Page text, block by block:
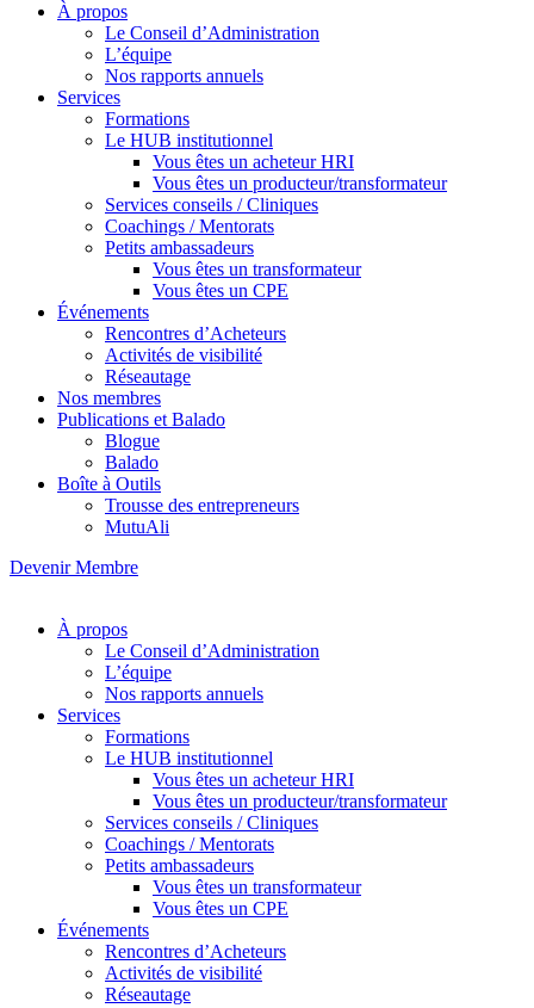
À propos
Le Conseil d’Administration
L’équipe
Nos rapports annuels
Services
Formations
Le HUB institutionnel
Vous êtes un acheteur HRI
Vous êtes un producteur/transformateur
Services conseils / Cliniques
Coachings / Mentorats
Petits ambassadeurs
Vous êtes un transformateur
Vous êtes un CPE
Événements
Rencontres d’Acheteurs
Activités de visibilité
Réseautage
Nos membres
Publications et Balado
Blogue
Balado
Boîte à Outils
Trousse des entrepreneurs
MutuAli
Devenir Membre
À propos
Le Conseil d’Administration
L’équipe
Nos rapports annuels
Services
Formations
Le HUB institutionnel
Vous êtes un acheteur HRI
Vous êtes un producteur/transformateur
Services conseils / Cliniques
Coachings / Mentorats
Petits ambassadeurs
Vous êtes un transformateur
Vous êtes un CPE
Événements
Rencontres d’Acheteurs
Activités de visibilité
Réseautage